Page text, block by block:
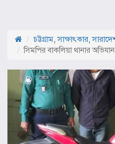
চট্টগ্রাম,সাক্ষাৎকার,
সিমপির বাকলিয়া থানার অভিযান